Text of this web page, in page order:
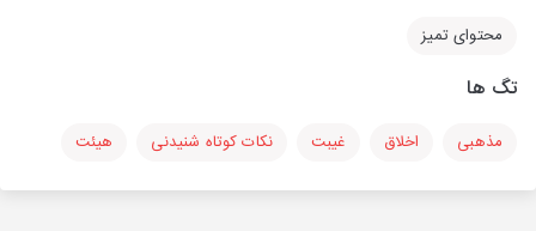
محتوای تمیز
تگ ها
مذهبی اخلاق غیبت نکات کوتاه شنیدنی هیئت